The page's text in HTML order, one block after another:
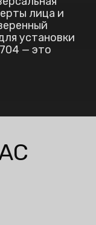
лица и
установки
— это